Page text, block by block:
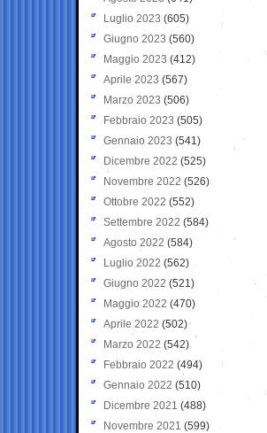
Luglio 2023 (605)
Giugno 2023 (560)
Maggio 2023 (412)
Aprile 2023 (567)
Marzo 2023 (506)
Febbraio 2023 (505)
Gennaio 2023 (541)
Dicembre 2022 (525)
Novembre 2022 (526)
Ottobre 2022 (552)
Settembre 2022 (584)
Agosto 2022 (584)
Luglio 2022 (562)
Giugno 2022 (521)
Maggio 2022 (470)
Aprile 2022 (502)
Marzo 2022 (542)
Febbraio 2022 (494)
Gennaio 2022 (510)
Dicembre 2021 (488)
Novembre 2021 (599)